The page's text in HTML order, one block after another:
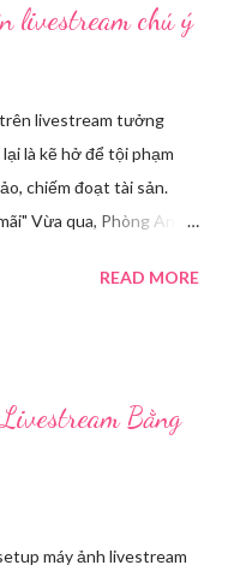
livestream chú ý
livestream tưởng
là kẽ hở để tội phạm
chiếm đoạt tài sản.
Vừa qua, Phòng An
trình báo của chị
Chỉ một thời gian ngắn
tự xưng là chủ shop,
yêu cầu chị T cung
READ MORE
Bằng
máy ảnh livestream